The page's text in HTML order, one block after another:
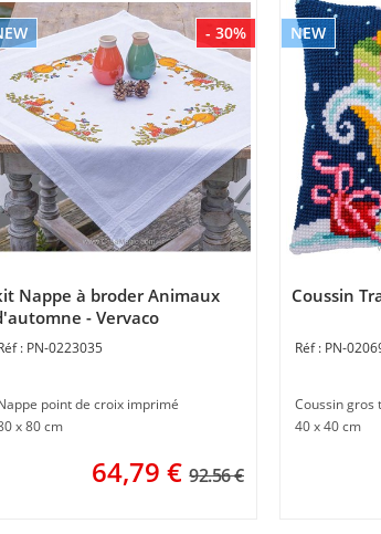
- 30%
Nappe à broder Animaux
- Vervaco
PN-0223035
point de croix imprimé
x 80 cm
64,79 € 92.56 €
NEW
Coussin
PN-
Coussin gros
40 x 40 cm